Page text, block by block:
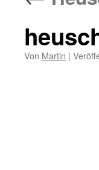
Von Martin |